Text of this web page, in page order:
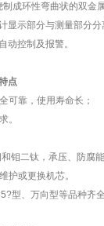
成环性弯曲状的双
显示部分与测量部分
动控制及报警。
点
可靠，使用寿命长；
。
钼二钛，承压、防腐能
护或更换机芯。
型、万向型等品种齐